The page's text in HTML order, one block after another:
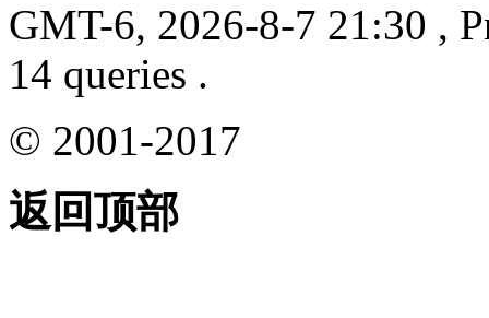
GMT-6, 2026-8-7 21:30 ,
14 queries .
© 2001-2017
返回顶部